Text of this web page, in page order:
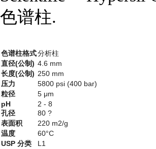
色谱柱.
色谱柱格式分析柱
直径(公制) 4.6 mm
长度(公制) 250 mm
压力
5800 psi (400 bar)
粒径
5 μm
pH
2 - 8
孔径
80 ?
表面积
220 m2/g
温度
60°C
USP 分类
L1